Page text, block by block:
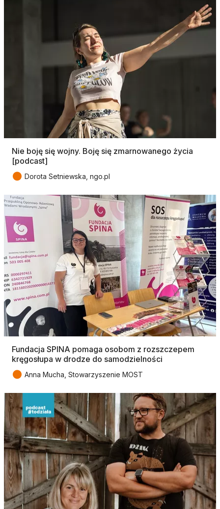
Nie boję się wojny. Boję się zmarnowanego życia
[podcast]
● Dorota Setniewska, ngo.pl
Fundacja SPINA pomaga osobom z rozszczepem
kręgosłupa w drodze do samodzielności
● Anna Mucha, Stowarzyszenie MOST